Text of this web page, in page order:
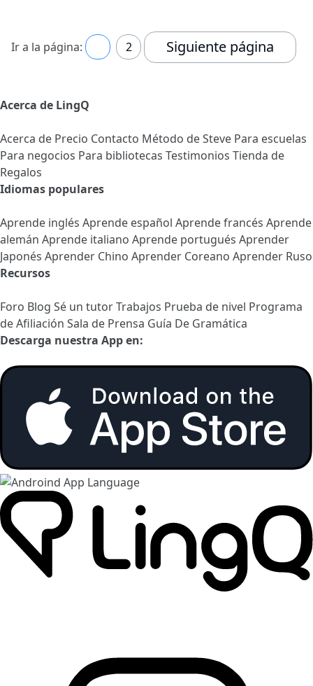
Ir a la página: 2 Siguiente página
Acerca de LingQ
Acerca de Precio Contacto Método de Steve Para escuelas
Para negocios Para bibliotecas Testimonios Tienda de
Regalos
Idiomas populares
Aprende inglés Aprende español Aprende francés Aprende
alemán Aprende italiano Aprende portugués Aprender
Japonés Aprender Chino Aprender Coreano Aprender Ruso
Recursos
Foro Blog Sé un tutorTrabajos Prueba de nivel Programa
de Afiliación Sala de Prensa Guía De Gramática
Descarga nuestra App en: